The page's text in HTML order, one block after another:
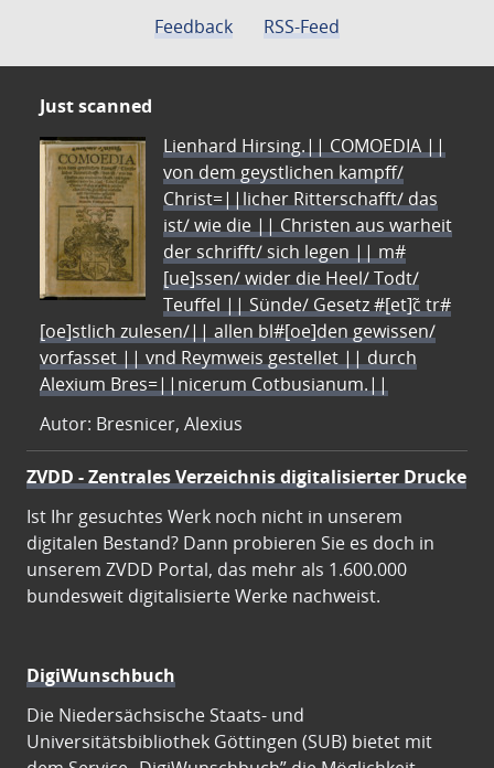
Feedback
RSS-Feed
Just scanned
Lienhard Hirsing.|| COMOEDIA ||
von dem geystlichen kampff/
Christ=||licher Ritterschafft/ das
ist/ wie die || Christen aus warheit
der schrifft/ sich legen || m#
[ue]ssen/ wider die Heel/ Todt/
Teuffel || Sünde/ Gesetz #[et]c̃ tr#
[oe]stlich zulesen/|| allen bl#[oe]den gewissen/
vorfasset || vnd Reymweis gestellet || durch
Alexium Bres=||nicerum Cotbusianum.||
Autor: Bresnicer, Alexius
ZVDD - Zentrales Verzeichnis digitalisierter Drucke
Ist Ihr gesuchtes Werk noch nicht in unserem
digitalen Bestand? Dann probieren Sie es doch in
unserem ZVDD Portal, das mehr als 1.600.000
bundesweit digitalisierte Werke nachweist.
DigiWunschbuch
Die Niedersächsische Staats- und
Universitätsbibliothek Göttingen (SUB) bietet mit